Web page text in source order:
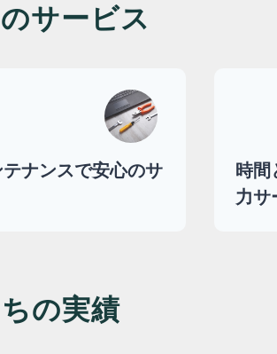
サービス
ナンスで安心のサ
時間
力サ
の実績